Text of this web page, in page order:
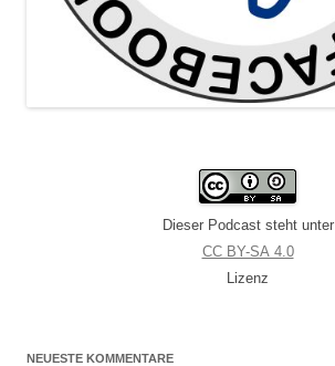
Dieser Podcast steht unter
CC BY-SA 4.0
Lizenz
NEUESTE KOMMENTARE